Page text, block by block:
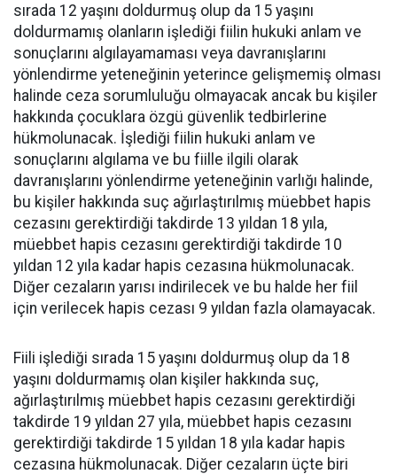
sırada 12 yaşını doldurmuş olup da 15 yaşını
doldurmamış olanların işlediği fiilin hukuki anlam ve
sonuçlarını algılayamaması veya davranışlarını
yönlendirme yeteneğinin yeterince gelişmemiş olması
halinde ceza sorumluluğu olmayacak ancak bu kişiler
hakkında çocuklara özgü güvenlik tedbirlerine
hükmolunacak. İşlediği fiilin hukuki anlam ve
sonuçlarını algılama ve bu fiille ilgili olarak
davranışlarını yönlendirme yeteneğinin varlığı halinde,
bu kişiler hakkında suç ağırlaştırılmış müebbet hapis
cezasını gerektirdiği takdirde 13 yıldan 18 yıla,
müebbet hapis cezasını gerektirdiği takdirde 10
yıldan 12 yıla kadar hapis cezasına hükmolunacak.
Diğer cezaların yarısı indirilecek ve bu halde her fiil
için verilecek hapis cezası 9 yıldan fazla olamayacak.
Fiili işlediği sırada 15 yaşını doldurmuş olup da 18
yaşını doldurmamış olan kişiler hakkında suç,
ağırlaştırılmış müebbet hapis cezasını gerektirdiği
takdirde 19 yıldan 27 yıla, müebbet hapis cezasını
gerektirdiği takdirde 15 yıldan 18 yıla kadar hapis
cezasına hükmolunacak. Diğer cezaların üçte biri